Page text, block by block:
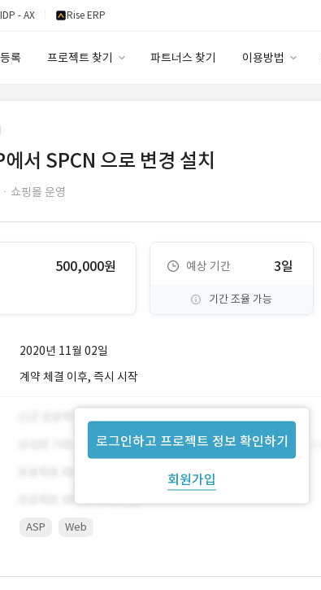
- AX Rise ERP
록 프로젝트 찾기 파트너스 찾기 이용방법
서 SPCN 으로 변경 설치
쇼핑몰 운영
500,000원 예상 기간 3일
기간 조율 가능
2020년 11월 02일
로그인하고 프로젝트 정보 확인하기
회원가입
계약 체결 이후, 즉시 시작
ASP Web